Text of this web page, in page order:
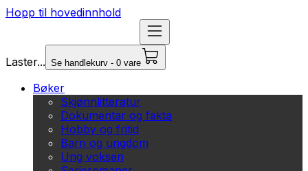
Hopp til hovedinnhold
Laster... Se handlekurv - 0 vare
Bøker
Skjønnlitteratur
Dokumentar og fakta
Hobby og fritid
Barn og ungdom
Ung voksen